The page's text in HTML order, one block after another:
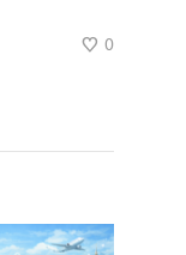
0